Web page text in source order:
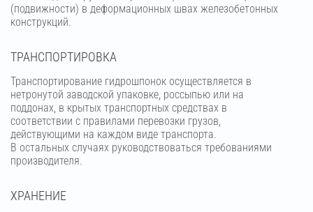
(подвижности) в деформационных швах железобетонных
конструкций.
ТРАНСПОРТИРОВКА
Транспортирование гидрошпонок осуществляется в
нетронутой заводской упаковке, россыпью или на
поддонах, в крытых транспортных средствах в
соответствии с правилами перевозки грузов,
действующими на каждом виде транспорта.
В остальных случаях руководствоваться требованиями
производителя.
ХРАНЕНИЕ